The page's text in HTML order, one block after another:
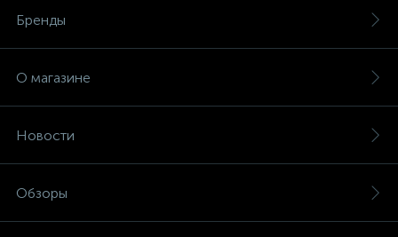
Бренды
О магазине
Новости
Обзоры